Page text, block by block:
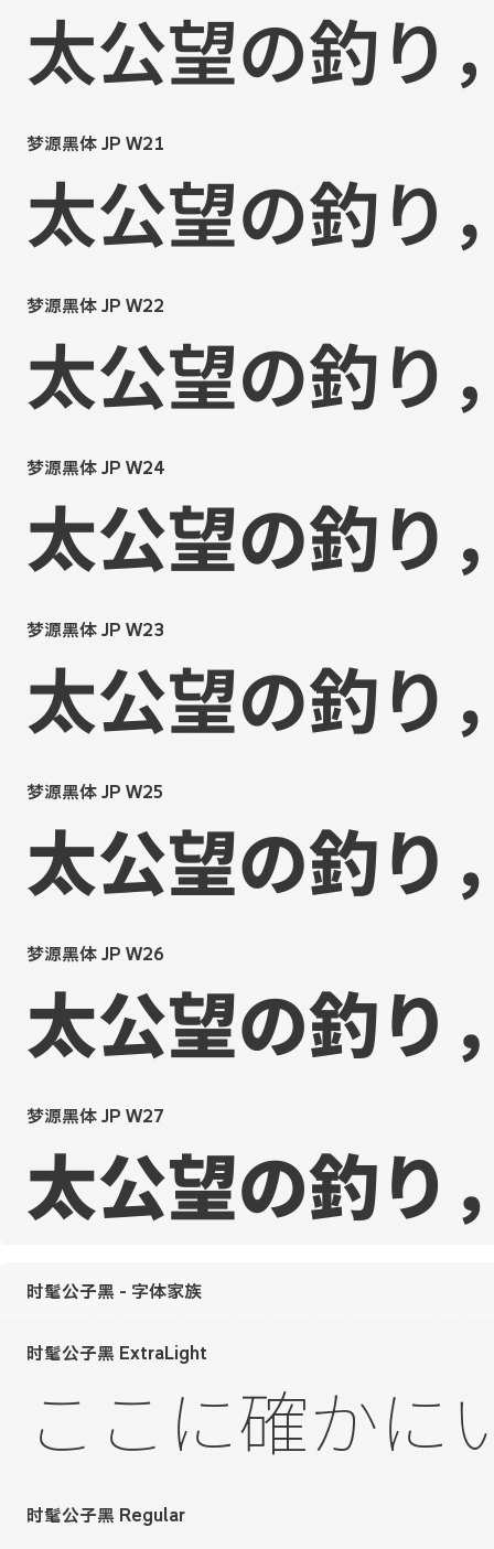
太公望の釣り
梦源黑体 JP W21
太公望の釣り
梦源黑体 JP W22
太公望の釣り
梦源黑体 JP W24
太公望の釣り
梦源黑体 JP W23
太公望の釣り
梦源黑体 JP W25
太公望の釣り
梦源黑体 JP W26
太公望の釣り
梦源黑体 JP W27
太公望の釣り
时髦公子黑 - 字体家族
时髦公子黑 ExtraLight
ここに確かに
时髦公子黑 Regular